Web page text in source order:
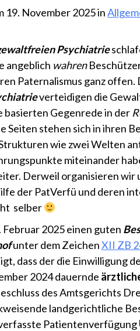
November 2025 in
Psychiatrie
angeblich wahren
Paternalismus ganz
verteidigen die
Gegenrede in der
Seiten stehen sich in ihren
wie zwei Welten
miteinander
Derweil organisieren wir
der PatVerfü und deren
selber
Februar 2025 einen guten
unter dem ZeichenXII ZB
dass der die Einwilligung
2024 dauernde
des Amtsgerichts
landgerichtliche
Patientenverfügung